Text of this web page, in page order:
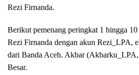
Rezi Firnanda.
Berikut pemenang peringkat 1 hingga 10
Rezi Firnanda dengan akun Rezi_LPA,
dari Banda Aceh. Akbar
Besar.